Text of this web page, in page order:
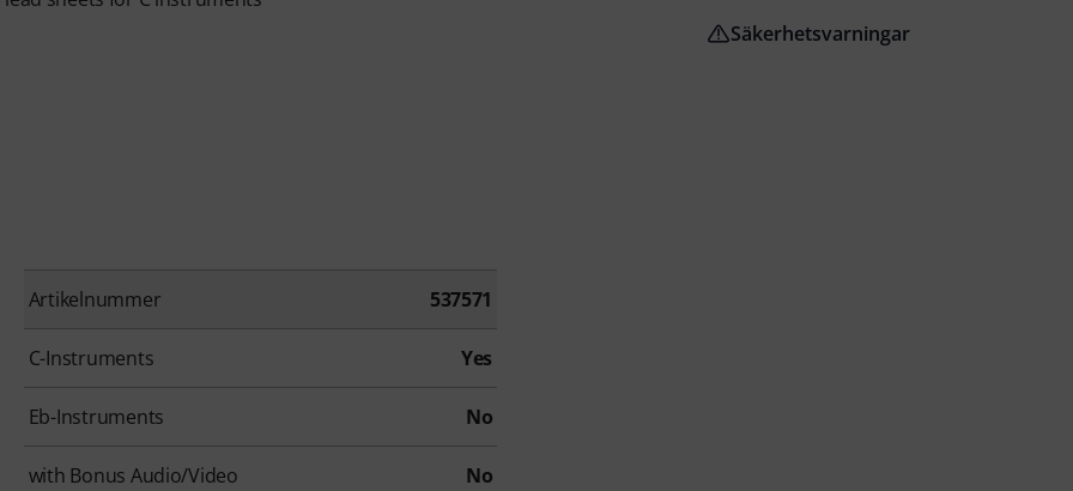
Artikelnummer 537571
C-Instruments Yes
Eb-Instruments No
with Bonus Audio/Video No
Säkerhetsvarningar